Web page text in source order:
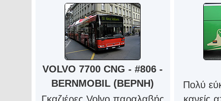
VOLVO 7700 CNG - #806 -
BERNMOBIL (ΒΕΡΝΗ)
Πολύ